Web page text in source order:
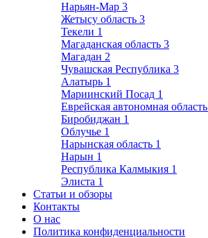
Нарьян-Мар 3
Жетысу область 3
Текели 1
Магаданская область 3
Магадан 2
Чувашская Республика 3
Алатырь 1
Мариинский Посад 1
Еврейская автономная область
Биробиджан 1
Облучье 1
Нарынская область 1
Нарын 1
Республика Калмыкия 1
Элиста 1
Статьи и обзоры
Контакты
О нас
Политика конфиденциальности